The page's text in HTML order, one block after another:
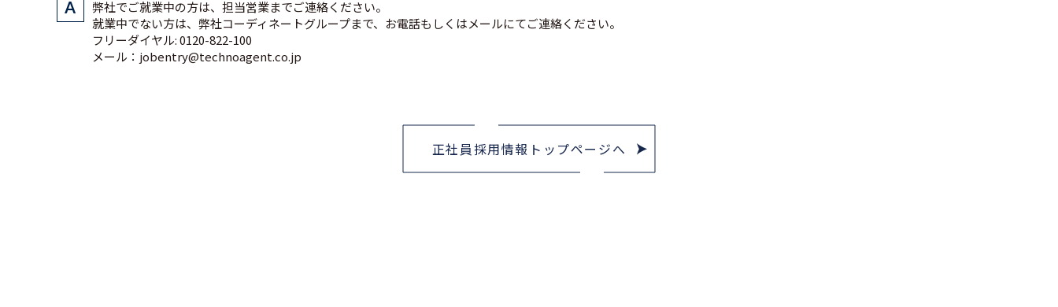
弊社でご就業中の方は、担当営業までご連絡ください。
就業中でない方は、弊社コーディネートグループまで、お電話もしくはメールにてご連絡ください。
フリーダイヤル: 0120-822-100
メール：jobentry@technoagent.co.jp
正社員採用情報トップページへ